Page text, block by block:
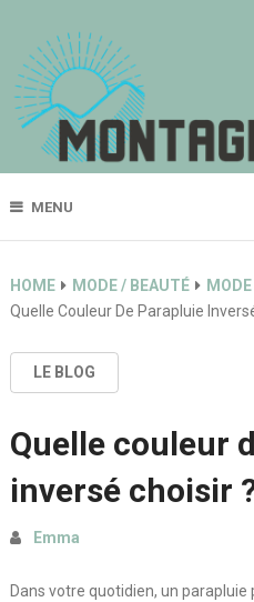
MENU
HOME MODE / BEAUTÉ
Quelle Couleur De Parapluie
LE BLOG
Quelle couleur
inversé choisir
Emma
Dans votre quotidien, un